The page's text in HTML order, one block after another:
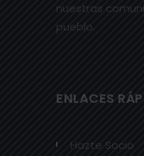
nuestras
pueblo.
ENLACES
Hazte Socio